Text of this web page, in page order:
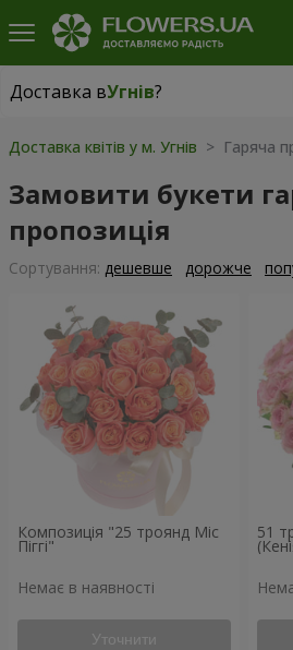
Доставка вУгнів?
Доставка вУгнів|
Доставка квітів у м. Угнів > Гаряча
Замовити букети
пропозиція
Сортування: дешевше дорожче
Композиція "25 троянд Міс
Піггі"
Немає в наявності
Уточнити
51